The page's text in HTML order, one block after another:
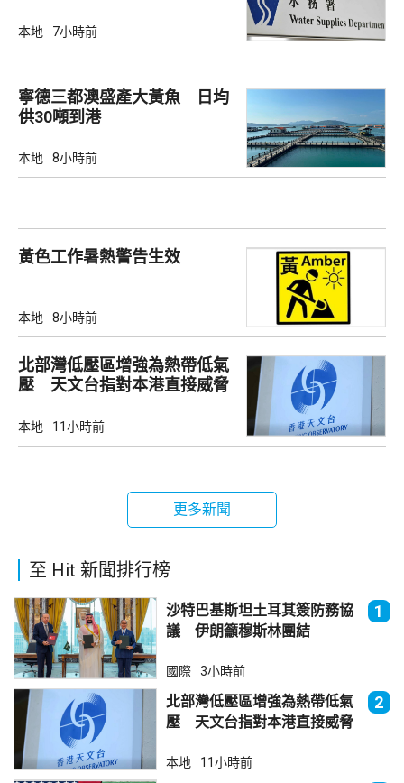
本地 7小時前
寧德三都澳盛產大黃魚 日均
供30噸到港
本地 8小時前
黃色工作暑熱警告生效
本地 8小時前
北部灣低壓區增強為熱帶低氣
壓 天文台指對本港直接威脅
本地 11小時前
更多新聞
至 Hit 新聞排行榜
沙特巴基斯坦土耳其簽防務協
議 伊朗籲穆斯林團結
1
國際 3小時前
北部灣低壓區增強為熱帶低氣
壓 天文台指對本港直接威脅
2
本地 11小時前